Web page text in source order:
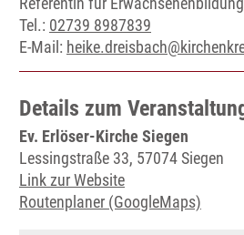
Tel.: 02739 8987839
E-Mail:
Details zum
Ev. Erlöser-Kirche Siegen
Lessingstraße 33, 57074 Siegen
Link zur Website
Routenplaner (GoogleMaps)